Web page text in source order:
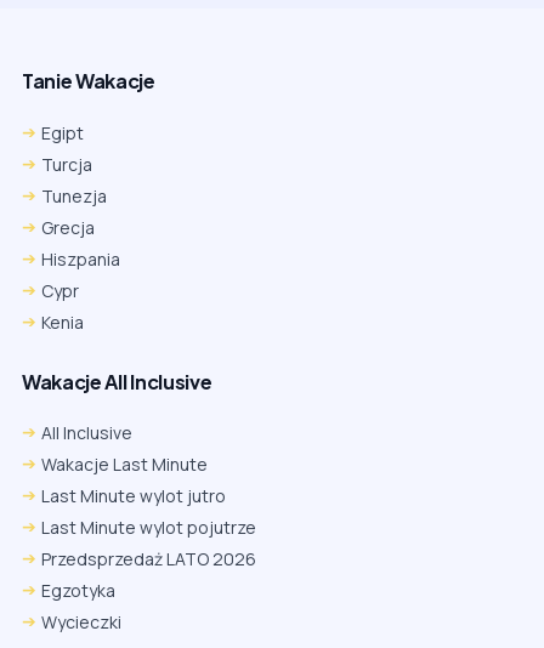
Tanie Wakacje
Egipt
Turcja
Tunezja
Grecja
Hiszpania
Cypr
Kenia
Wakacje All Inclusive
All Inclusive
Wakacje Last Minute
Last Minute wylot jutro
Last Minute wylot pojutrze
Przedsprzedaż LATO 2026
Egzotyka
Wycieczki